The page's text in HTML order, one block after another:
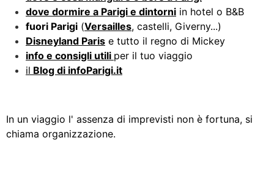
dove dormire a Parigi e dintorni in hotel o B&B
fuori Parigi (Versailles, castelli, Giverny...)
Disneyland Paris e tutto il regno di Mickey
info e consigli utili per il tuo viaggio
il Blog di infoParigi.it
In un viaggio l' assenza di imprevisti non è fortuna, si
chiama organizzazione.